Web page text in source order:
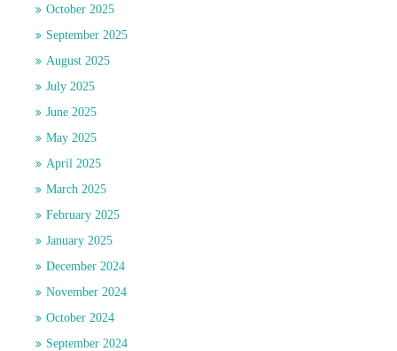
October 2025
September 2025
August 2025
July 2025
June 2025
May 2025
April 2025
March 2025
February 2025
January 2025
December 2024
November 2024
October 2024
September 2024